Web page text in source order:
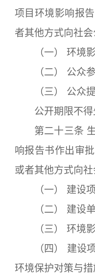
项目环境影响报
者其他方式向社会
（一） 环境影
（二） 公众参
（三） 公众提
公开期限不得
第二十三条 生
响报告书作出审
或者其他方式向社
（一） 建设项
（二） 建设单
（三） 环境影
（四） 建设项
环境保护对策与措